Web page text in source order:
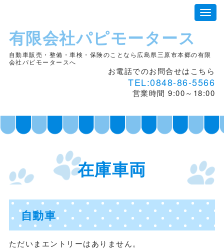
有限会社パピモータース
自動車販売・整備・車検・保険のことなら広島県三原市本郷の有限
会社パピモータースへ
お電話でのお問合せはこちら
TEL:0848-86-5566
営業時間 9:00～18:00
在庫車両
自動車
ただいまエントリーはありません。